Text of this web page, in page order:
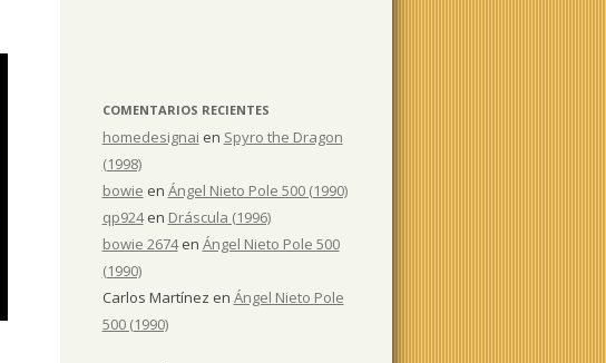
COMENTARIOS RECIENTES
homedesignai en Spyro the Dragon
(1998)
bowie en Ángel Nieto Pole 500 (1990)
qp924en Dráscula (1996)
bowie 2674en Ángel Nieto Pole 500
(1990)
Carlos Martínez en Ángel Nieto Pole
500 (1990)